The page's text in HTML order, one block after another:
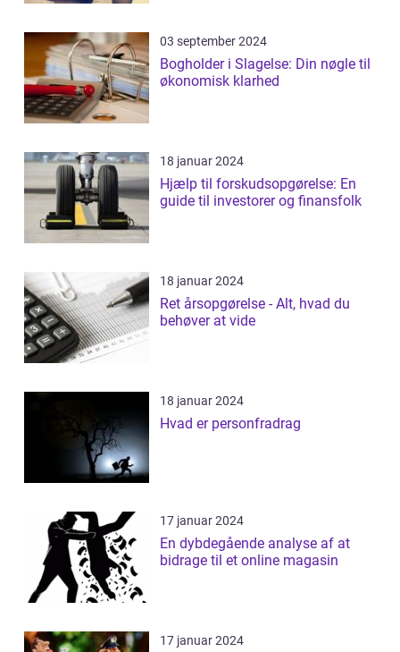
03 september 2024
Bogholder i Slagelse: Din nøgle til
økonomisk klarhed
18 januar 2024
Hjælp til forskudsopgørelse: En
guide til investorer og finansfolk
18 januar 2024
Ret årsopgørelse - Alt, hvad du
behøver at vide
18 januar 2024
Hvad er personfradrag
17 januar 2024
En dybdegående analyse af at
bidrage til et online magasin
17 januar 2024